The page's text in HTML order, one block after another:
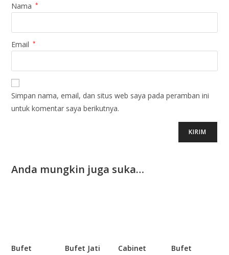
Nama *
Email *
Simpan nama, email, dan situs web saya pada peramban ini
untuk komentar saya berikutnya.
Anda mungkin juga suka…
Bufet
Bufet Jati
Cabinet
Bufet